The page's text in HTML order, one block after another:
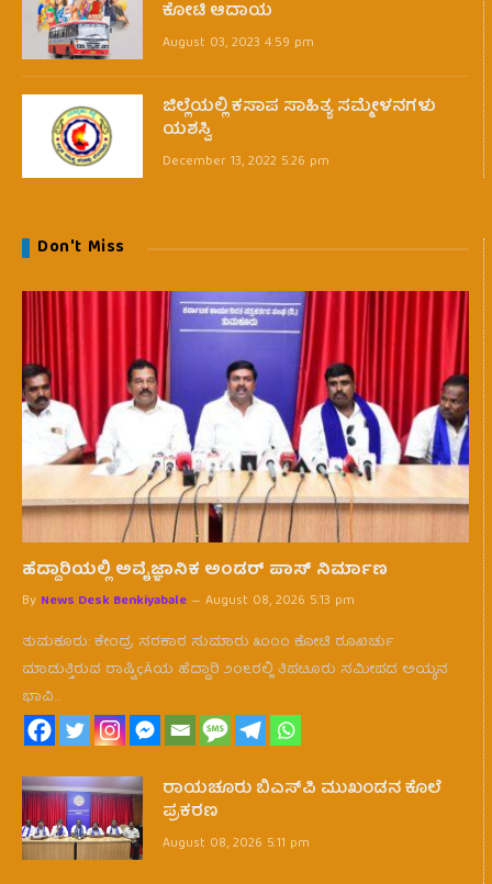
ಕೋಟಿ ಆದಾಯ
August 03, 2023 4:59 pm
ಜಿಲ್ಲೆಯಲ್ಲಿ ಕಸಾಪ ಸಾಹಿತ್ಯ ಸಮ್ಮೇಳನಗಳು
ಯಶಸ್ವಿ
December 13, 2022 5:26 pm
Don't Miss
ಹೆದ್ದಾರಿಯಲ್ಲಿ ಅವೈಜ್ಞಾನಿಕ ಅಂಡರ್ ಪಾಸ್ ನಿರ್ಮಾಣ
By News Desk Benkiyabale August 08, 2026 5:13 pm
ತುಮಕೂರು: ಕೇಂದ್ರ ಸರಕಾರ ಸುಮಾರು ೩೦೦೦ ಕೋಟಿ ರೂಖರ್ಚು
ಮಾಡುತ್ತಿರುವ ರಾಷ್ಟಿçÃಯ ಹೆದ್ದಾರಿ ೨೦೬ರಲ್ಲಿ ತಿಪಟೂರು ಸಮೀಪದ ಅಯ್ಯನ
ಭಾವಿ…
ರಾಯಚೂರು ಬಿಎಸ್‌ಪಿ ಮುಖಂಡನ ಕೊಲೆ
ಪ್ರಕರಣ
August 08, 2026 5:11 pm